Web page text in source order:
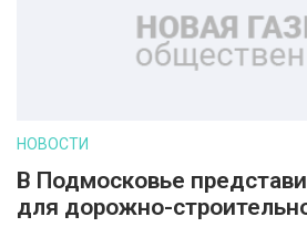
НОВОСТИ
В Подмосковье
для дорожно-